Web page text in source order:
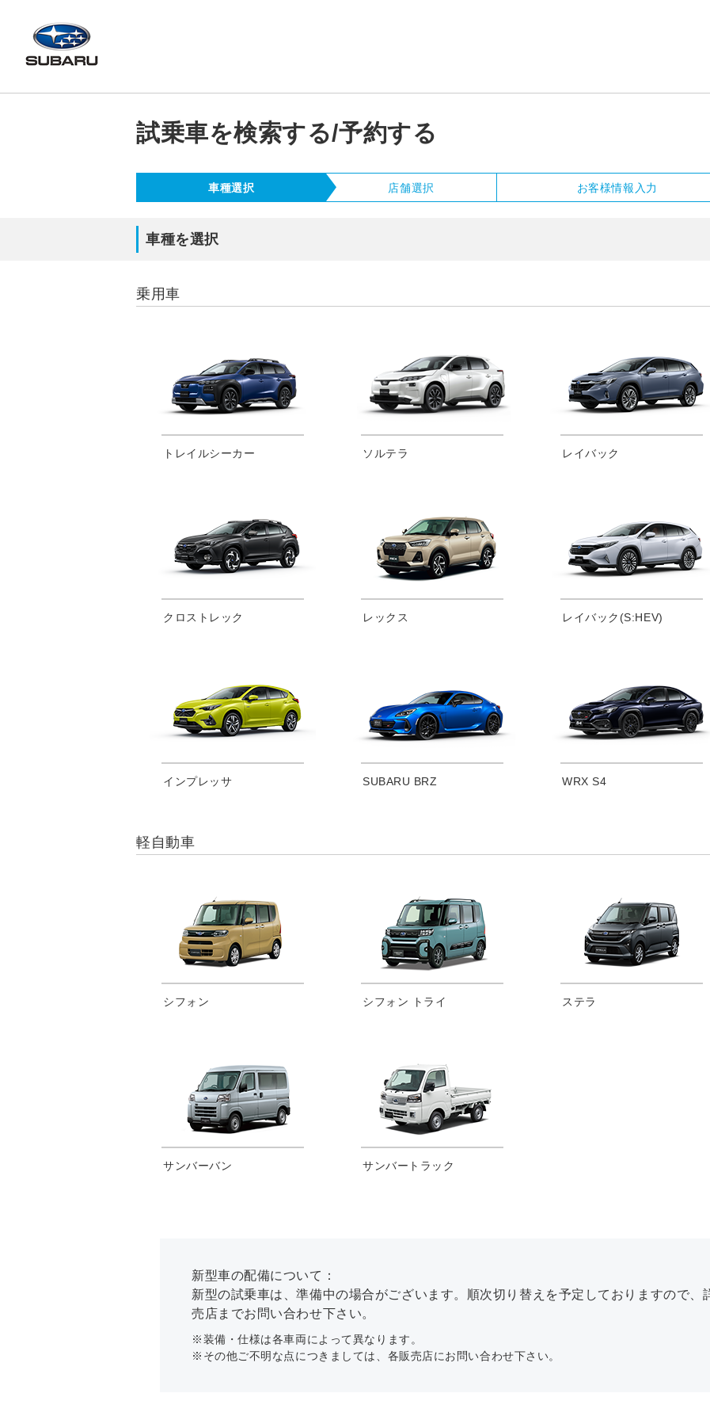
試乗車を検索する/予約する
車種選択 店舗選択 お客様情報 入力
車種を選択
乗用車
トレイルシーカー ソルテラ レイバック
クロストレック レックス レイバック(S:HEV)
インプレッサ SUBARU BRZ WRX S4
軽自動車
シフォン シフォン トライ ステラ
サンバーバン サンバートラック
新型車の配備について：
新型の試乗車は、準備中の場合がございます。順次切り替えを予定しておりますので、
売店までお問い合わせ下さい。
※装備・仕様は各車両によって異なります。
※その他ご不明な点につきましては、各販売店にお問い合わせ下さい。